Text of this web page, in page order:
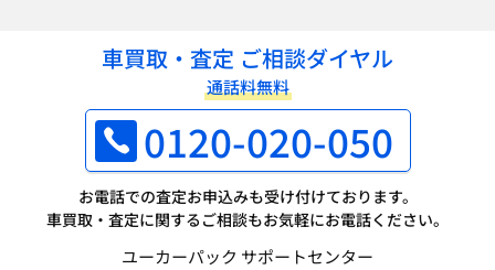
車買取・査定 ご相談ダイヤル
通話料無料
0120-020-050
お電話での査定お申込みも受け付けております。
車買取・査定に関するご相談もお気軽にお電話ください。
ユーカーパック サポートセンター